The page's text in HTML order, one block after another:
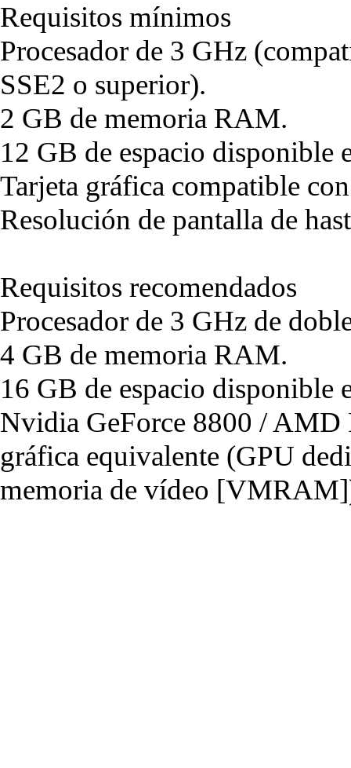
Requisitos mínimos
Procesador de 3 GHz
SSE2 o superior).
2 GB de memoria RAM.
12 GB de espacio disponible
Tarjeta gráfica compatible
Resolución de pantalla de
Requisitos recomendados
Procesador de 3 GHz de
4 GB de memoria RAM.
16 GB de espacio disponible
Nvidia GeForce 8800 / AMD
gráfica equivalente (GPU
memoria de vídeo